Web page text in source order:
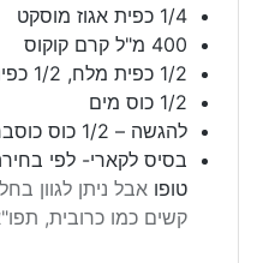
1/4 כפית אגוז מוסקט
400 מ"ל קרם קוקוס
1/2 כפית מלח, 1/2 כפית פלפל שחור
1/2 כוס מים
להגשה – 1/2 כוס כוסברה
טופו אבל ניתן לגוון
קשים כמו כרובית,